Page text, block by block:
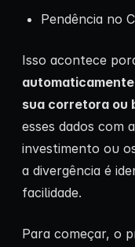
Pendência no
Isso acontece
sua corretora ou
esses dados com
investimento ou
a divergência é
facilidade.
Para começar, o